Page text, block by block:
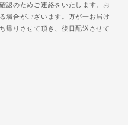
認のためご連絡をいたします。お
場合がございます。万が一お届け
帰りさせて頂き、後日配送させて